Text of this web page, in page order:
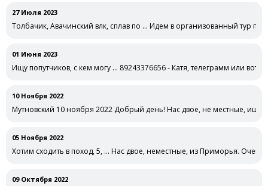
27 Июля 2023
Толбачик, Авачинский влк, сплав по … Идем в организованный тур по
01 Июня 2023
Ищу попутчиков, с кем могу … 89243376656 - Катя, телеграмм или вотс
10 Ноября 2022
Мутновский 10 ноября 2022 Добрый день! Нас двое, не местные,
05 Ноября 2022
Хотим сходить в поход, 5, … Нас двое, неместные, из Приморья. Очень
09 Октября 2022